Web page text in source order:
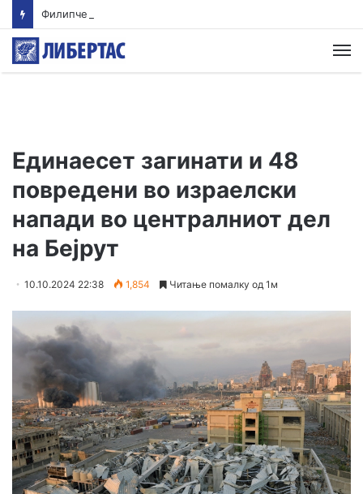
Единаесет загинати и 48
повредени во израелски
напади во централниот дел
на Бејрут
10.10.2024 22:38 1,854 Читање помалку од 1м